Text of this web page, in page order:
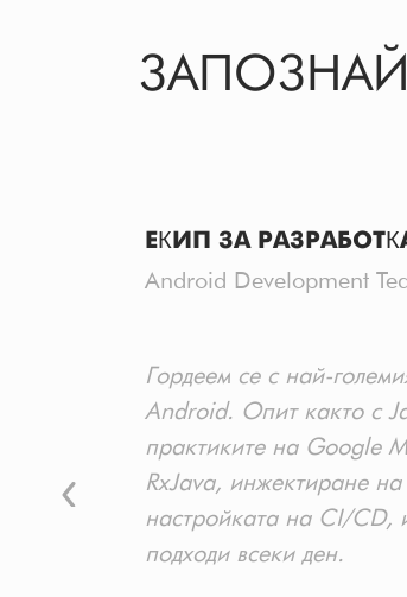
ЕКИП ЗА
Android Development
Гордеем се с най-
Android. Опит както с
практиките на Google
RxJava, инжектиране
настройката на CI/CD,
подходи всеки ден.